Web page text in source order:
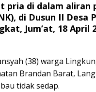
pria di dalam aliran
di Dusun II Desa
Jum’at, 18 April
(38) warga
Brandan Barat,
tidak sedap.